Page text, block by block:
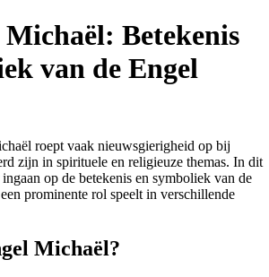
Betekenis
van de Engel
roept vaak nieuwsgierigheid op bij
zijn in spirituele en religieuze themas. In dit
op de betekenis en symboliek van de
prominente rol speelt in verschillende
Michaël?